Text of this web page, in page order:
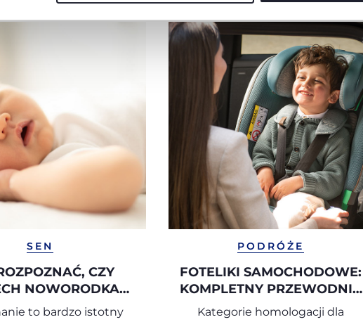
SEN
CZY
NOWORODKA
PRAWIDŁOWY
to bardzo istotny
PODRÓŻE
FOTELIKI SAMOCHODOWE:
KOMPLETNY PRZEWODNIK
PO WYBORZE
Kategorie homologacji dla